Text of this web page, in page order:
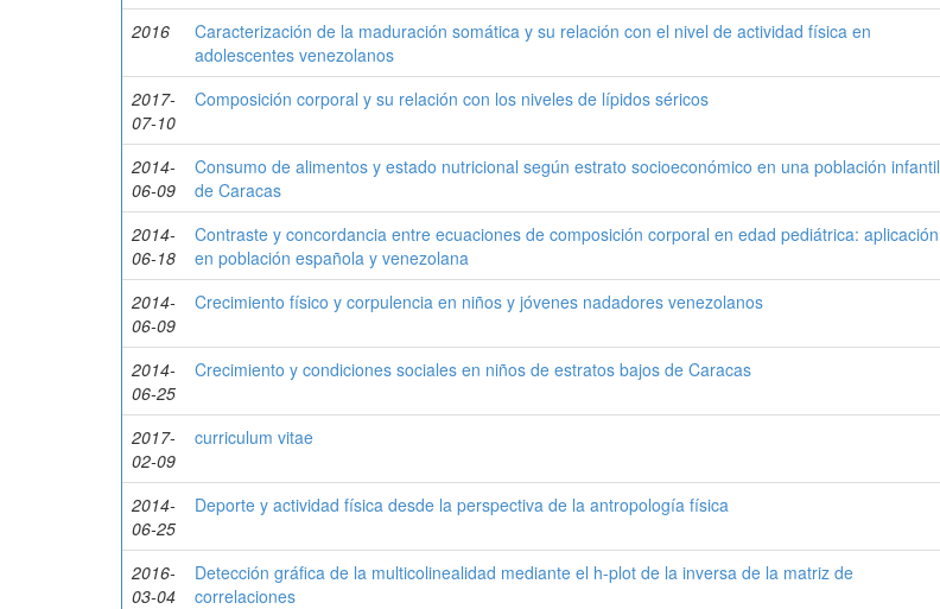
2016
Caracterización de la maduración somática y su relación con el nivel de actividad física en
adolescentes venezolanos
2017-
07-10
Composición corporal y su relación con los niveles de lípidos séricos
2014-
06-09
Consumo de alimentos y estado nutricional según estrato socioeconómico en una población infantil
de Caracas
2014-
06-18
Contraste y concordancia entre ecuaciones de composición corporal en edad pediátrica: aplicación
en población española y venezolana
2014-
06-09
Crecimiento físico y corpulencia en niños y jóvenes nadadores venezolanos
2014-
06-25
Crecimiento y condiciones sociales en niños de estratos bajos de Caracas
2017-
02-09
curriculum vitae
2014-
06-25
Deporte y actividad física desde la perspectiva de la antropología física
2016-
03-04
Detección gráfica de la multicolinealidad mediante el h-plot de la inversa de la matriz de
correlaciones